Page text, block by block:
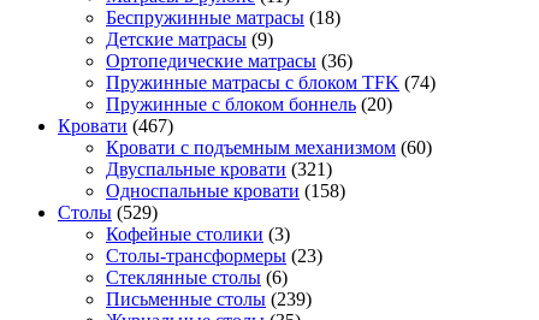
Беспружинные матрасы (18)
Детские матрасы (9)
Ортопедические матрасы (36)
Пружинные матрасы с блоком TFK (74)
Пружинные с блоком боннель (20)
Кровати (467)
Кровати с подъемным механизмом (60)
Двуспальные кровати (321)
Односпальные кровати (158)
Столы (529)
Кофейные столики (3)
Столы-трансформеры (23)
Стеклянные столы (6)
Письменные столы (239)